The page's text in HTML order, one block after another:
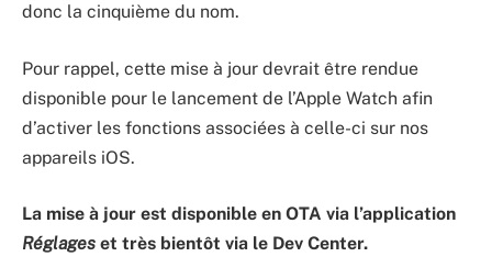
donc la cinquième du nom.
Pour rappel, cette mise à jour devrait être rendue
disponible pour le lancement de l’Apple Watch afin
d’activer les fonctions associées à celle-ci sur nos
appareils iOS.
La mise à jour est disponible en OTA via l’application
Réglages et très bientôt via le Dev Center.